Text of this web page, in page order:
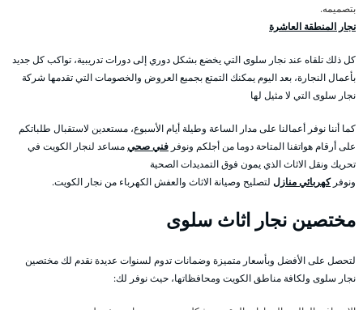
بتصميمه.
نجار المنطقة العاشرة
كل ذلك تلقاه عند نجار سلوى التي يخضع بشكل دوري إلى دورات تدريبية، تواكب كل جديد
بأعمال النجارة، بعد اليوم يمكنك التمتع بجميع العروض والخصومات التي تقدمها شركة
نجار سلوى التي لا مثيل لها
كما أننا نوفر أعمالنا على مدار الساعة وطيلة أيام الأسبوع، مستعدين لاستقبال طلباتكم
على أرقام هواتفنا المتاحة دوما من أجلكم ونوفر فني صحيمساعد لنجار الكويت في
تحريك ونقل الاثاث الذي يمون فوق التمديدات الصحية
ونوفركهربائي منازل لتصليح وصيانة الاثاث والعفش الكهرباء من نجار الكويت.
مختصين نجار اثاث سلوى
لتحصل على الأفضل وبأسعار متميزة وضمانات تدوم لسنوات عديدة نقدم لك مختصين
نجار سلوى ولكافة مناطق الكويت ومحافظاتها، حيث نوفر لك: